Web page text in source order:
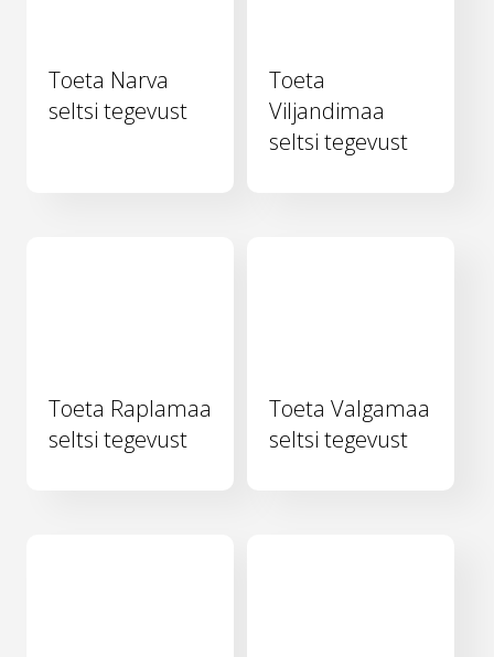
Toeta Narva
seltsi tegevust
Toeta
Viljandimaa
seltsi tegevust
Toeta Raplamaa
seltsi tegevust
Toeta Valgamaa
seltsi tegevust